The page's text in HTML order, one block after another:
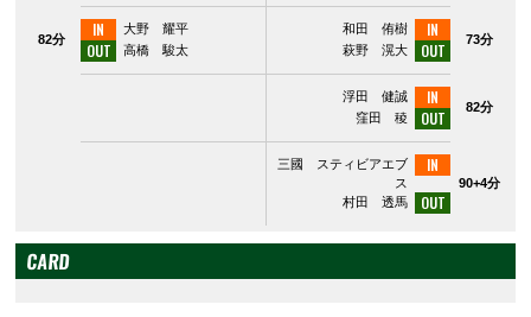
82分 IN 大野 耀平
OUT 高橋 駿太
IN
和田 侑樹
OUT
萩野 滉大
73分
IN
浮田 健誠
OUT
窪田 稜
82分
IN
三國 スティビアエブ
ス
OUT
村田 透馬
90+4分
CARD